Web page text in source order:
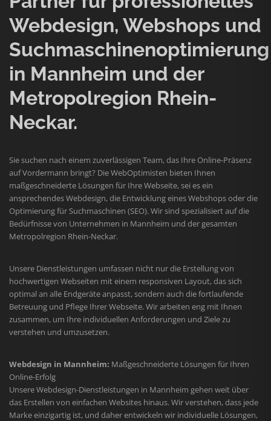
Webdesign, Webshops und
Suchmaschinenoptimierung
in Mannheim und der
Metropolregion Rhein-
Neckar.
Sie suchen nach einem zuverlässigen Team, das Ihre Online-Präsenz
auf Vordermann bringt? Die WebOptimisten bieten Ihnen
maßgeschneiderte Lösungen für Ihre Webseite, sei es ein
ansprechendes Webdesign, die Entwicklung eines Webshops oder die
Optimierung für Suchmaschinen (SEO). Wir sind spezialisiert auf die
Bedürfnisse von Unternehmen in Mannheim und der gesamten
Metropolregion Rhein-Neckar.
Unsere Dienstleistungen umfassen nicht nur die Erstellung von
hochwertigen Webseiten mit einem responsiven Layout, das sich
optimal an alle Endgeräte anpasst, sondern auch die fortlaufende
Betreuung und Pflege Ihrer Webseite. Wir arbeiten eng mit Ihnen
zusammen, um Ihre individuellen Anforderungen und Ziele zu
verstehen und umzusetzen.
Webdesign in Mannheim: Maßgeschneiderte Lösungen für Ihren
Online-Erfolg
Unsere Webdesign-Dienstleistungen in Mannheim gehen weit über
das Erstellen von einfachen Websites hinaus. Wir verstehen, dass jede
Marke einzigartig ist, und daher entwickeln wir individuelle Lösungen,